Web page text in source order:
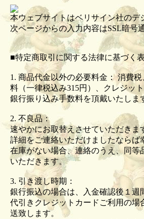
本ウェブサイトはベリサイン社のデ
次ページからの入力内容はSSL暗号
■特定商取引に関する法律に基づく
1. 商品代金以外の必要料金： 消費
料（一律税込み315円）、クレジッ
銀行振り込み手数料を頂戴いたしま
2. 不良品：
速やかにお取替えさせていただき
詳細をご連絡いただけましたならば
在庫がない場合、連絡のうえ、同等
いただきます。
3. 引き渡し時期：
銀行振込の場合は、入金確認後１週
代引きクレジットカードご利用の
送致します。